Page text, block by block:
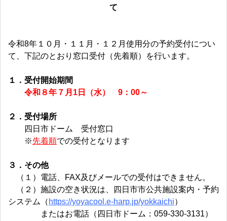
て
令和8年１０月・１１月・１２月使用分の予約受付につい
て、下記のとおり窓口受付（先着順）を行います。
１．受付開始期間
令和８年７月1日（水） 9：00～
２．受付場所
四日市ドーム 受付窓口
※先着順での受付となります
３．その他
（１）電話、FAX及びメールでの受付はできません。
（２）施設の空き状況は、四日市市公共施設案内・予約
システム（ https://yoyacool.e-harp.jp/yokkaichi）
またはお電話（四日市ドーム：059-330-3131）